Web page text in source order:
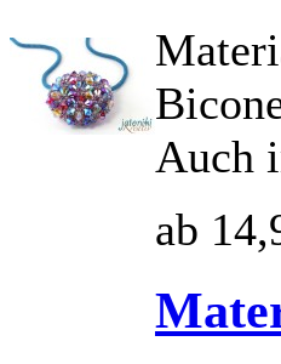
Auch
ab